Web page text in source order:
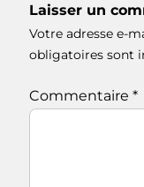
Laisser un
Votre adresse e-
obligatoires sont
Commentaire *